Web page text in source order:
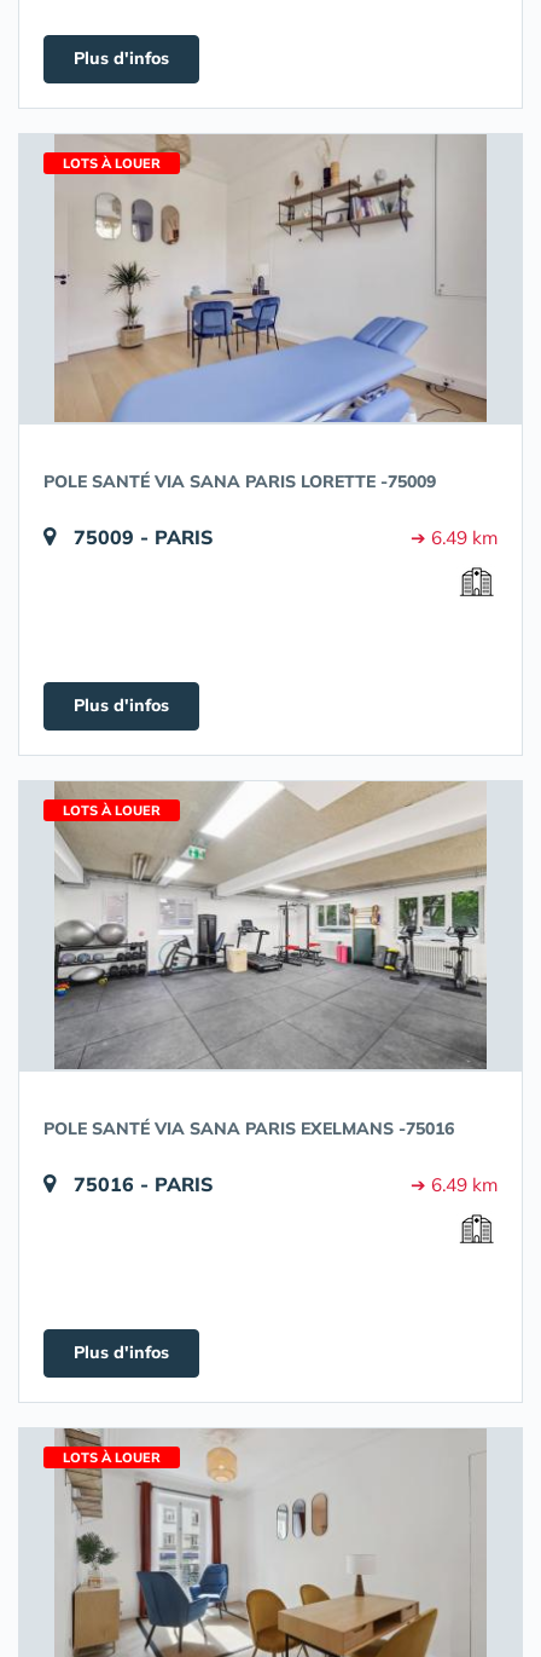
Plus d'infos
LOTS À LOUER
POLE SANTÉ VIA SANA PARIS LORETTE -75009
75009 - PARIS ➔ 6.49 km
Plus d'infos
LOTS À LOUER
POLE SANTÉ VIA SANA PARIS EXELMANS -75016
75016 - PARIS ➔ 6.49 km
Plus d'infos
LOTS À LOUER